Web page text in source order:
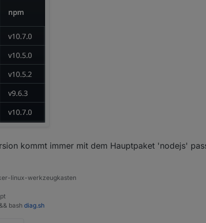
kommt immer mit dem Hauptpaket 'nodejs'
linux-werkzeugkasten
bash diag.sh